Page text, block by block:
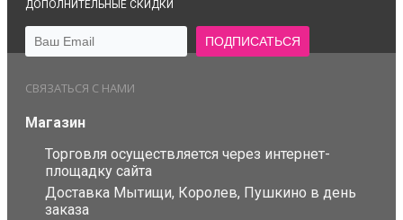
ДОПОЛНИТЕЛЬНЫЕ СКИДКИ
СВЯЗАТЬСЯ С НАМИ
Магазин
Торговля осуществляется через интернет-
площадку сайта
Доставка Мытищи, Королев, Пушкино в день
заказа